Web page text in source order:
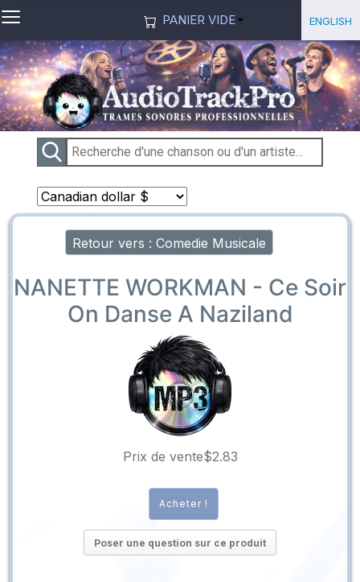
≡ PANIER VIDE English
Retour vers : Comedie Musicale
NANETTE WORKMAN - Ce Soir
On Danse A Naziland
Prix ​​de vente$2.83
Poser une question sur ce produit